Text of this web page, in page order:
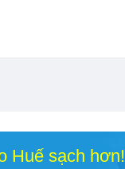
Huế sạch hơn!